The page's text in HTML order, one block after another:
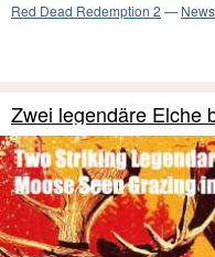
Red Dead Redemption 2 — News
Zwei legendäre Elche